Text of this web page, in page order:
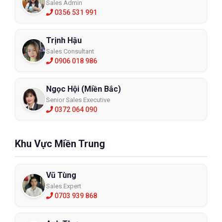
Giày bảo hộ Ziben ZB-255
Sales Admin
0356 531 991
Trịnh Hậu
Sales Consultant
0906 018 986
Ngọc Hội (Miền Bắc)
Senior Sales Executive
0372 064 090
Khu Vực Miền Trung
Vũ Tùng
Sales Expert
0703 939 868